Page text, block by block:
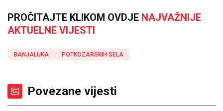
PROČITAJTE KLIKOM OVDJE NAJVAŽNIJE
AKTUELNE VIJESTI
BANJALUKA POTKOZARSKIH SELA
Povezane vijesti